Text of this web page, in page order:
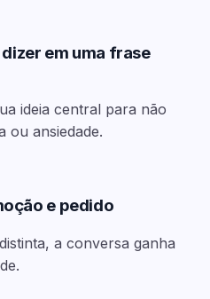
em uma frase
ideia central para não
ou ansiedade.
e pedido
a conversa ganha